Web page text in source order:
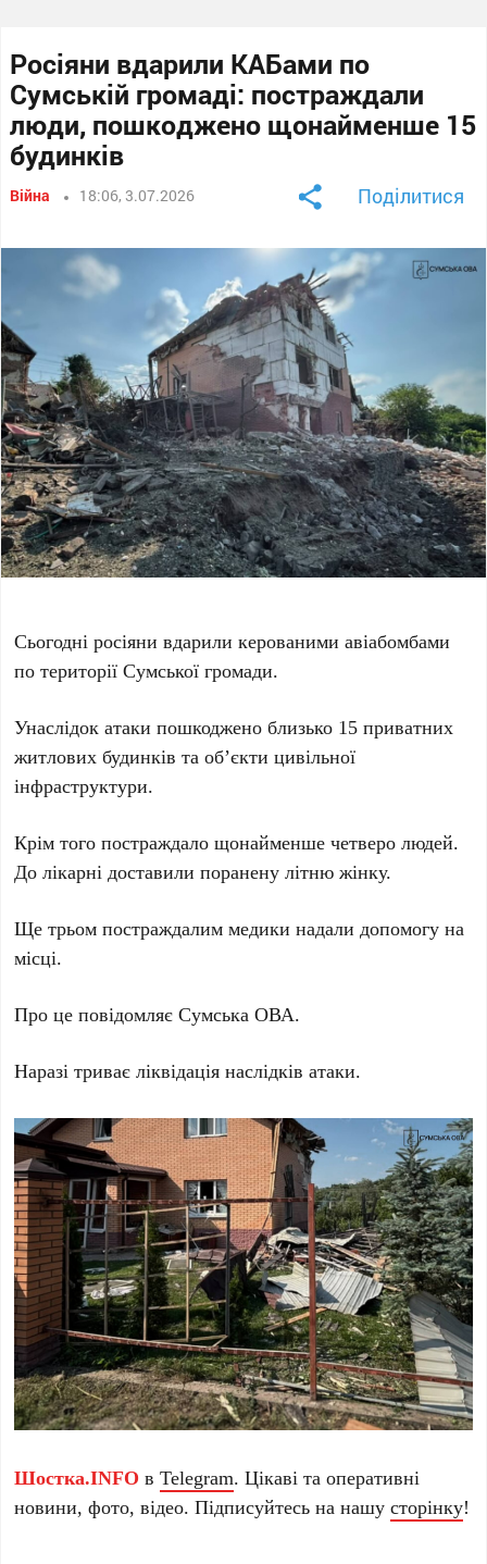
Росіяни вдарили КАБами по
Сумській громаді: постраждали
люди, пошкоджено щонайменше 15
будинків
Війна 18:06, 3.07.2026 Поділитися
Сьогодні росіяни вдарили керованими авіабомбами
по території Сумської громади.
Унаслідок атаки пошкоджено близько 15 приватних
житлових будинків та об’єкти цивільної
інфраструктури.
Крім того постраждало щонайменше четверо людей.
До лікарні доставили поранену літню жінку.
Ще трьом постраждалим медики надали допомогу на
місці.
Про це повідомляє Сумська ОВА.
Наразі триває ліквідація наслідків атаки.
Шостка.INFO вTelegram. Цікаві та оперативні
новини, фото, відео. Підписуйтесь на нашусторінку!